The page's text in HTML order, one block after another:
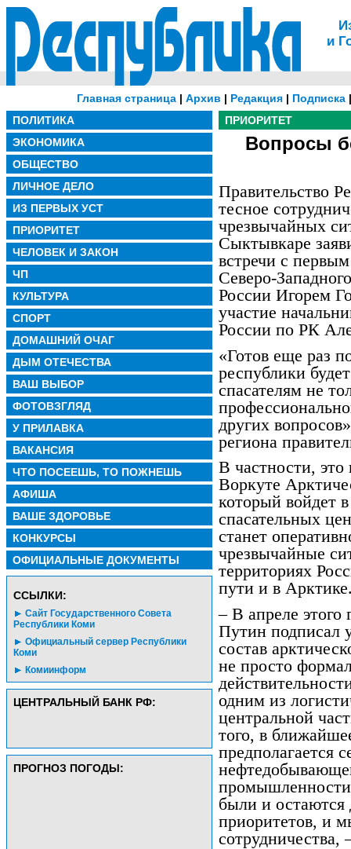
и
Главная страница | Архив | Редакция | Подписка
ПОЛИТИКА
ЭКОНОМИКА
ОБЩЕСТВО
ЛИЧНОЕ ДЕЛО
ИЗ ПЕРВЫХ УСТ
ПРИОРИТЕТ
ЧЕЛОВЕК И ЗАКОН
ЧП
КУЛЬТУРА
СПОРТ
ДОМАШНИЙ ОЧАГ
ДЫМ ОТЕЧЕСТВА
ВАШ ВЫБОР
ФОТОВЗГЛЯД
У ПРИЛАВКА
ВАКАНСИЯ
ЧТО ПОСЕЕШЬ, ТО ПОЖНЕШЬ
АФИША
ВАШЕ ЗДОРОВЬЕ
КОНКУРСЫ
ОФИЦИАЛЬНЫЕ ДОКУМЕНТЫ
CСЫЛКИ:
Сайт Государственного Совета
Республики Коми
Официальный сервер Республики
Коми
Комиинформ
ЦЕНТРАЛЬНЫЙ БАНК РФ:
ПРОГНОЗ ПОГОДЫ:
ПРИОРИТЕТ
Вопросы
Правительство
тесное
чрезвычайных
Сыктывкаре
встречи с
Северо-
России Игорем
участие
России по РК
«Готов еще раз
республики
спасателям не
других
региона
В частности, это
Воркуте
который войдет
спасательных
станет
чрезвычайные
территориях
пути и в
– В апреле
Путин подписал
состав
не просто
одним из
центральной
того, в
предполагается
были и
приоритетов, и
сотрудничества,